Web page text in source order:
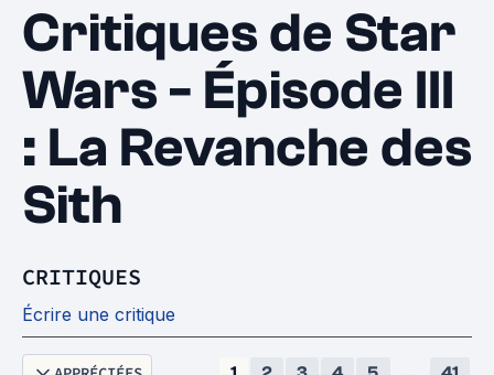
Critiques de Star
Wars - Épisode III
: La Revanche des
Sith
CRITIQUES
Écrire une critique